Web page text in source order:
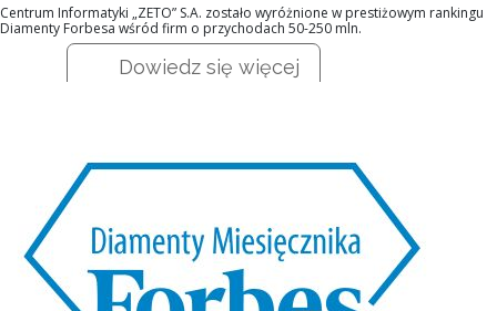
Centrum Informatyki „ZETO” S.A. zostało wyróżnione w prestiżowym rankingu
Diamenty Forbesa wśród firm o przychodach 50-250 mln.
Dowiedz się więcej